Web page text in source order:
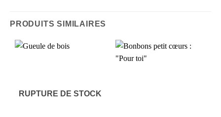
PRODUITS SIMILAIRES
RUPTURE DE STOCK